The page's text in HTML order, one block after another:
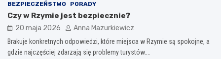
BEZPIECZEŃSTWO PORADY
Czy w Rzymie jest bezpiecznie?
20 maja 2026 Anna Mazurkiewicz
Brakuje konkretnych odpowiedzi, które miejsca w Rzymie są spokojne, a
gdzie najczęściej zdarzają się problemy turystów.…